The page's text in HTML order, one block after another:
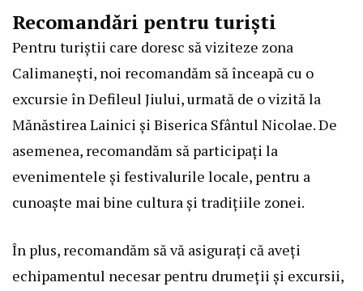
Recomandări pentru turiști
Pentru turiștii care doresc să viziteze zona
Calimanești, noi recomandăm să înceapă cu o
excursie în Defileul Jiului, urmată de o vizită la
Mănăstirea Lainici și Biserica Sfântul Nicolae. De
asemenea, recomandăm să participați la
evenimentele și festivalurile locale, pentru a
cunoaște mai bine cultura și tradițiile zonei.
În plus, recomandăm să vă asigurați că aveți
echipamentul necesar pentru drumeții și excursii,